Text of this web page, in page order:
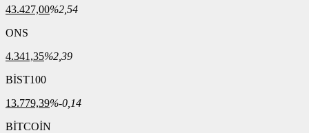
43.427,00%2,54
ONS
4.341,35%2,39
BİST100
13.779,39%-0,14
BİTCOİN